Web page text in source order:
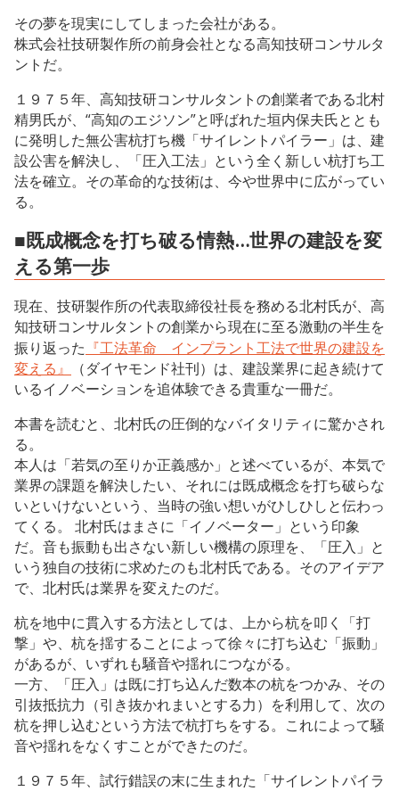
その夢を現実にしてしまった会社がある。
株式会社技研製作所の前身会社となる高知技研コンサルタ
ントだ。
１９７５年、高知技研コンサルタントの創業者である北村
精男氏が、“高知のエジソン”と呼ばれた垣内保夫氏ととも
に発明した無公害杭打ち機「サイレントパイラー」は、建
設公害を解決し、「圧入工法」という全く新しい杭打ち工
法を確立。その革命的な技術は、今や世界中に広がってい
る。
■既成概念を打ち破る情熱…世界の建設を変
える第一歩
現在、技研製作所の代表取締役社長を務める北村氏が、高
知技研コンサルタントの創業から現在に至る激動の半生を
振り返った 『工法革命 インプラント工法で世界の建設を
変える』
（ダイヤモンド社刊）は、建設業界に起き続けて
いるイノベーションを追体験できる貴重な一冊だ。
本書を読むと、北村氏の圧倒的なバイタリティに驚かされ
る。
本人は「若気の至りか正義感か」と述べているが、本気で
業界の課題を解決したい、それには既成概念を打ち破らな
いといけないという、当時の強い想いがひしひしと伝わっ
てくる。 北村氏はまさに「イノベーター」という印象
だ。音も振動も出さない新しい機構の原理を、「圧入」と
いう独自の技術に求めたのも北村氏である。そのアイデア
で、北村氏は業界を変えたのだ。
杭を地中に貫入する方法としては、上から杭を叩く「打
撃」や、杭を揺することによって徐々に打ち込む「振動」
があるが、いずれも騒音や揺れにつながる。
一方、「圧入」は既に打ち込んだ数本の杭をつかみ、その
引抜抵抗力（引き抜かれまいとする力）を利用して、次の
杭を押し込むという方法で杭打ちをする。これによって騒
音や揺れをなくすことができたのだ。
１９７５年、試行錯誤の末に生まれた「サイレントパイラ